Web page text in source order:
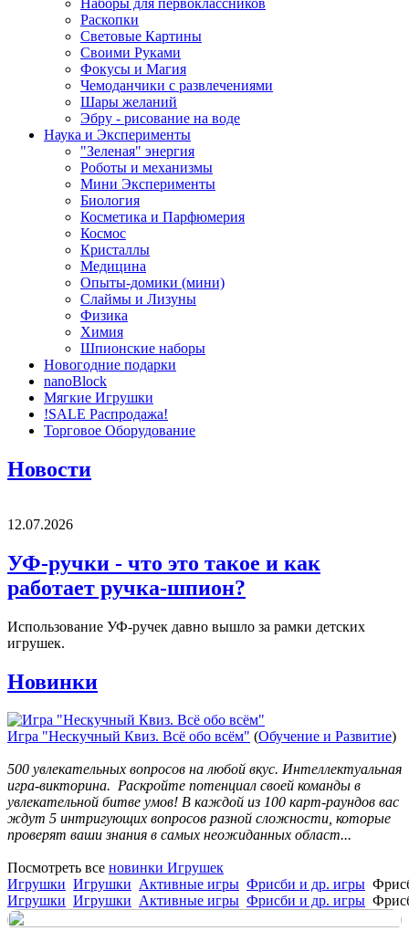
Наборы для первоклассников
Раскопки
Световые Картины
Своими Руками
Фокусы и Магия
Чемоданчики с развлечениями
Шары желаний
Эбру - рисование на воде
Наука и Эксперименты
"Зеленая" энергия
Роботы и механизмы
Мини Эксперименты
Биология
Косметика и Парфюмерия
Космос
Кристаллы
Медицина
Опыты-домики (мини)
Слаймы и Лизуны
Физика
Химия
Шпионские наборы
Новогодние подарки
nanoBlock
Мягкие Игрушки
!SALE Распродажа!
Торговое Оборудование
Новости
12.07.2026
УФ-ручки - что это такое и как
работает ручка-шпион?
Использование УФ-ручек давно вышло за рамки детских
игрушек.
Новинки
Игра "Нескучный Квиз. Всё обо всём" (Обучение и Развитие)
500 увлекательных вопросов на любой вкус. Интеллектуальная
игра-викторина. Раскройте потенциал своей команды в
увлекательной битве умов! В каждой из 100 карт-раундов вас
ждут 5 интригующих вопросов разной сложности, которые
проверят ваши знания в самых неожиданных област...
Посмотреть все новинки Игрушек
Игрушки Игрушки Активные игры Фрисби и др. игры
Игрушки Игрушки Активные игры Фрисби и др. игры